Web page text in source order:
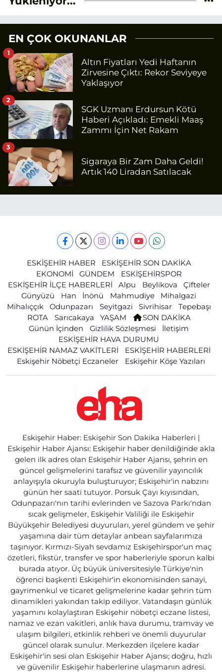
EN ÇOK OKUNANLAR
Altın Fiyatları Yedi Haftanın
Zirvesine Çıktı: Rekor Seviyeye
Yaklaşıyor
1
SGK Uzmanı Erdursun Kötü
Haberi Açıkladı: Emekli Maaş
Zammı İçin Net Rakam
2
Sigaraya Bir Zam Daha Geldi!
Artık 140 Liradan Satılacak
3
ESKİŞEHİR HABER
ESKİŞEHİR SON DAKİKA
EKONOMİ
GÜNDEM
ESKİŞEHİRSPOR
ESKİŞEHİR İLÇE HABERLERİ
Alpu Beylikova
Çifteler
Günyüzü
Han İnönü Mahmudiye
Mihalgazi
Mihalıççık
Odunpazarı Seyitgazi Sivrihisar
Tepebaşı
ROTA
Sarıcakaya YAŞAM
SON DAKİKA
Günün İçinden
Gizlilik Sözleşmesi
İletişim
ESKİŞEHİR HAVA DURUMU
ESKİŞEHİR NAMAZ VAKİTLERİ
ESKİŞEHİR HABERLERİ
Eskişehir Nöbetçi Eczaneler
Eskişehir Köşe Yazıları
Eskişehir Haber: Eskişehir Son Dakika Haberleri |
Eskişehir Haber Ajansı: Eskişehir haber denildiğinde akla
gelen ilk adres olan Eskişehir Haber Ajansı, şehrin en
güncel gelişmelerini tarafsız ve güvenilir yayıncılık
anlayışıyla okuruyla buluşturuyor; Eskişehir'in nabzını
günün her saati tutuyor. Porsuk Çayı kıyısından,
Odunpazarı'nın tarihi evlerinden ve Sazova Parkı'ndan
sıcak gelişmeler, Eskişehir Valiliği ile Eskişehir
Büyükşehir Belediyesi duyuruları, yerel gündem ve şehir
yaşamına dair tüm detaylar anbean sayfalarımıza
taşınıyor. Kırmızı-Siyah sevdamız Eskişehirspor'un maç
özetleri, fikstür, transfer ve spor haberleriyle sporun kalbi
burada atıyor. Üç büyük üniversitesiyle Türkiye'nin
öğrenci başkenti Eskişehir'in ekonomisinden sanayi,
gayrimenkul ve ticaret gelişmelerine kadar şehrin tüm
dinamikleri yakından takip ediliyor. Vatandaşın günlük
yaşamını kolaylaştıran Eskişehir nöbetçi eczane listesi,
namaz ve ezan vakitleri, anlık hava durumu, tramvay ve
ulaşım bilgileri, etkinlik rehberi ve önemli duyurular
güncel olarak sunulur. Merkezden ilçelere kadar
Eskişehir'in sesi olan Eskişehir Haber Ajansı; doğru, hızlı
ve güvenilir Eskişehir haberlerine ulaşmanın adresi.